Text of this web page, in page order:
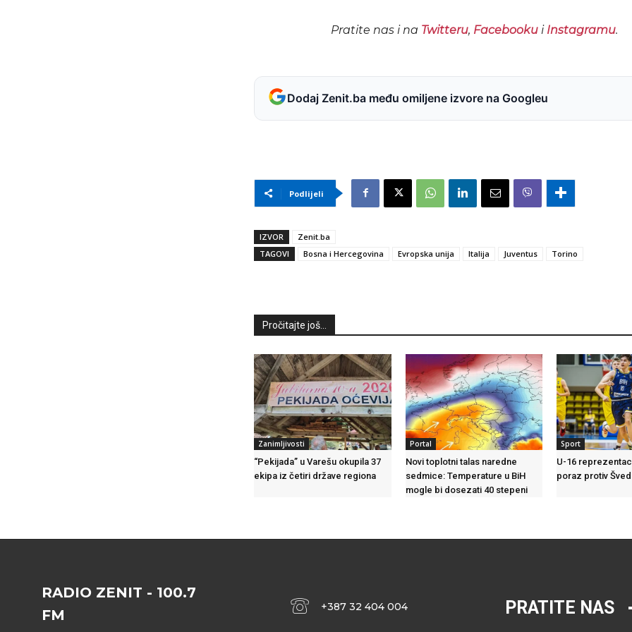
Pratite nas i na Twitteru, Facebookui Instagramu.
Dodaj Zenit.ba među omiljene izvore na Googleu
Podlijeli
IZVOR
Zenit.ba
TAGOVI
Bosna i Hercegovina Evropska unija Italija Juventus Torino
Pročitajte još...
Zanimljivosti
“Pekijada” u Varešu okupila 37
ekipa iz četiri države regiona
Portal
Novi toplotni talas naredne
sedmice: Temperature u BiH
mogle bi dosezati 40 stepeni
Sport
U-16
poraz protiv
RADIO ZENIT - 100.7
FM
+387 32 404 004 PRATITE NAS